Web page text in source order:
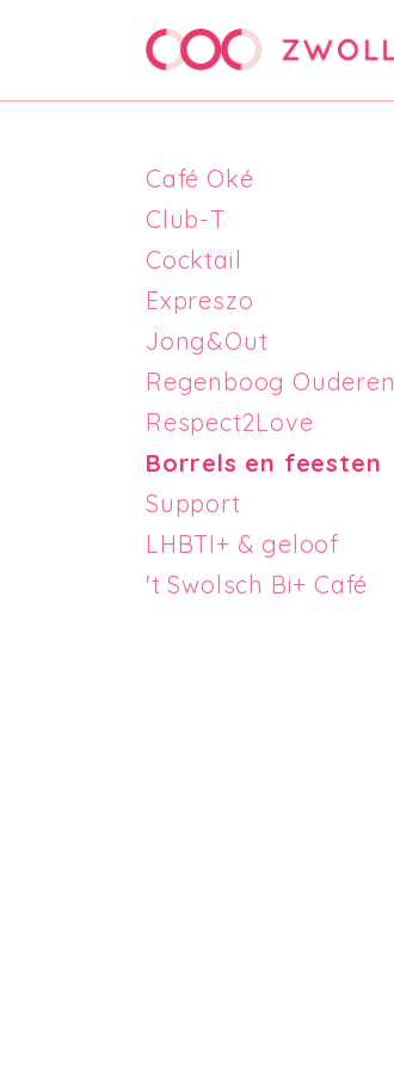
Café Oké
Club-T
Cocktail
Expreszo
Jong&Out
Regenboog Ouderen
Respect2Love
Borrels en feesten
Support
LHBTI+ & geloof
't Swolsch Bi+ Café